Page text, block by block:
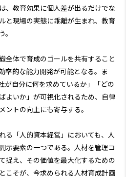
、教育効果に個人差が出るだけでな
と現場の実態に乖離が生まれ、教育
全体で育成のゴールを共有すること
率的な能力開発が可能となる。ま
が自分に何を求めているか」「どの
よいか」が可視化されるため、自律
ントの向上にも寄与する。
る「人的資本経営」においても、人
示要素の一つである。人材を管理コ
捉え、その価値を最大化するための
こそが、今求められる人材育成計画